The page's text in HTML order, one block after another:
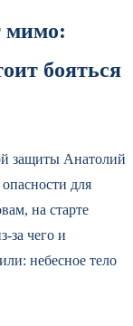
мимо:
бояться
защиты Анатолий
для
на старте
чего и
небесное тело